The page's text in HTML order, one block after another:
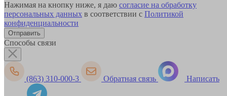
Нажимая на кнопку ниже, я даю согласие на обработку
персональных данных в соответствии с Политикой
конфиденциальности
Способы связи
(863) 310-000-3 Обратная связь Написать